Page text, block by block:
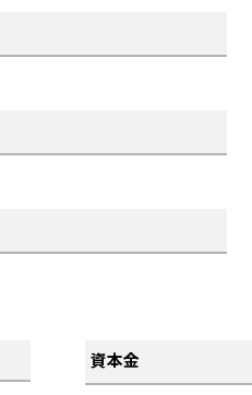
資本金